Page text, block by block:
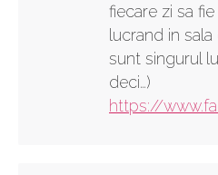
fiecare zi sa
lucrand in
sunt singurul
deci…)
https://